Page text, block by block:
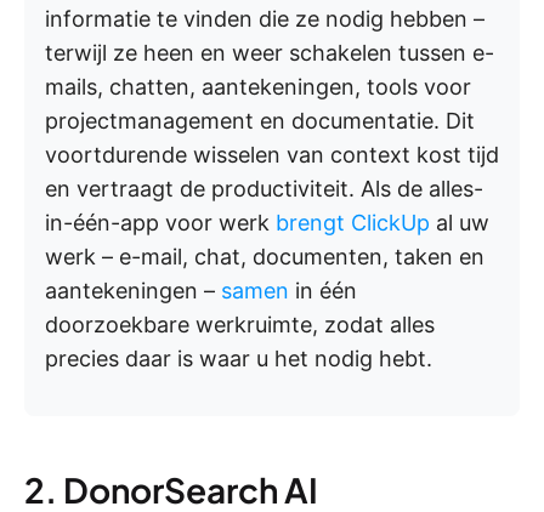
informatie te vinden die ze nodig hebben –
terwijl ze heen en weer schakelen tussen e-
mails, chatten, aantekeningen, tools voor
projectmanagement en documentatie. Dit
voortdurende wisselen van context kost tijd
en vertraagt de productiviteit. Als de alles-
in-één-app voor werk brengt ClickUp al uw
werk – e-mail, chat, documenten, taken en
aantekeningen – samen in één
doorzoekbare werkruimte, zodat alles
precies daar is waar u het nodig hebt.
2. DonorSearch AI